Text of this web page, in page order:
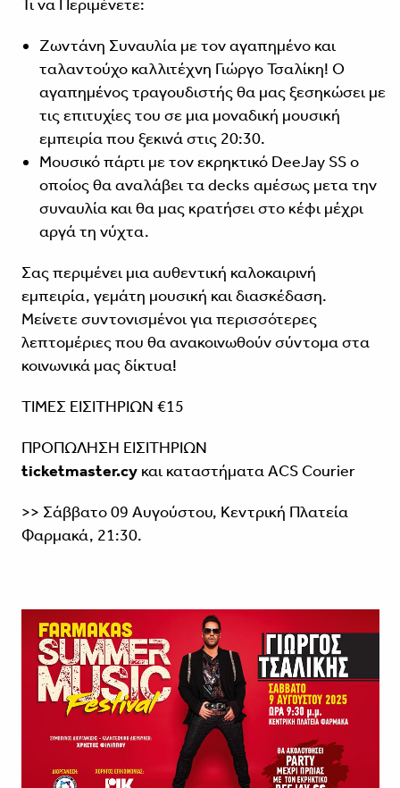
Τι να Περιμένετε:
Ζωντάνη Συναυλία με τον αγαπημένο και
ταλαντούχο καλλιτέχνη Γιώργο Τσαλίκη! Ο
αγαπημένος τραγουδιστής θα μας ξεσηκώσει με
τις επιτυχίες του σε μια μοναδική μουσική
εμπειρία που ξεκινά στις 20:30.
Μουσικό πάρτι με τον εκρηκτικό DeeJay SS ο
οποίος θα αναλάβει τα decks αμέσως μετα την
συναυλία και θα μας κρατήσει στο κέφι μέχρι
αργά τη νύχτα.
Σας περιμένει μια αυθεντική καλοκαιρινή
εμπειρία, γεμάτη μουσική και διασκέδαση.
Μείνετε συντονισμένοι για περισσότερες
λεπτομέριες που θα ανακοινωθούν σύντομα στα
κοινωνικά μας δίκτυα!
ΤΙΜΕΣ ΕΙΣΙΤΗΡΙΩΝ €15
ΠΡΟΠΩΛΗΣΗ ΕΙΣΙΤΗΡΙΩΝ
ticketmaster.cyκαι καταστήματα ACS Courier
>> Σάββατο 09 Αυγούστου, Κεντρική Πλατεία
Φαρμακά, 21:30.